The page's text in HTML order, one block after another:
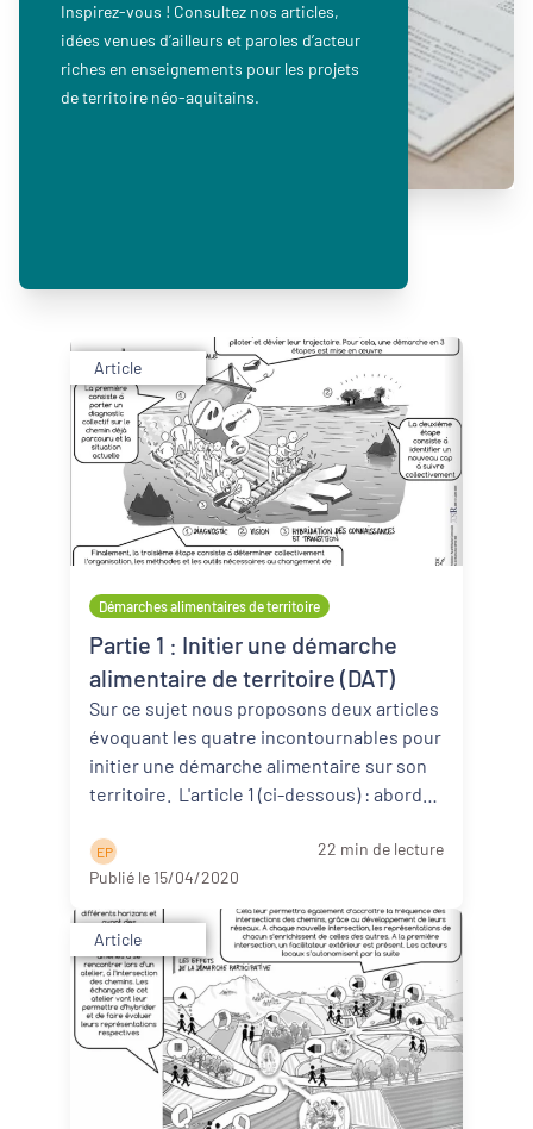
Inspirez-vous ! Consultez nos articles,
idées venues d’ailleurs et paroles d’acteur
riches en enseignements pour les projets
de territoire néo-aquitains.
Article
Démarches alimentaires de territoire
Partie 1 : Initier une démarche
alimentaire de territoire (DAT)
Sur ce sujet nous proposons deux articles
évoquant les quatre incontournables pour
initier une démarche alimentaire sur son
territoire. L'article 1 (ci-dessous) : aborde
E P
22 min de lecture
Publié le 15/04/2020
Article